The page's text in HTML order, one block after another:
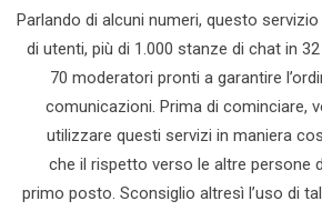
Parlando di alcuni numeri, questo
di utenti, più di 1.000 stanze di chat in
70 moderatori pronti a garantire
comunicazioni. Prima di cominciare,
utilizzare questi servizi in maniera
che il rispetto verso le altre persone
primo posto. Sconsiglio altresì l’uso di